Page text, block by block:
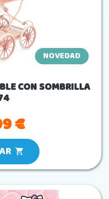
NOVEDAD
CON SOMBRILLA
€